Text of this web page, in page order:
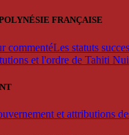
FRANÇAISE
commentéLes statuts
et l'ordre de Tahiti Nui
et attributions